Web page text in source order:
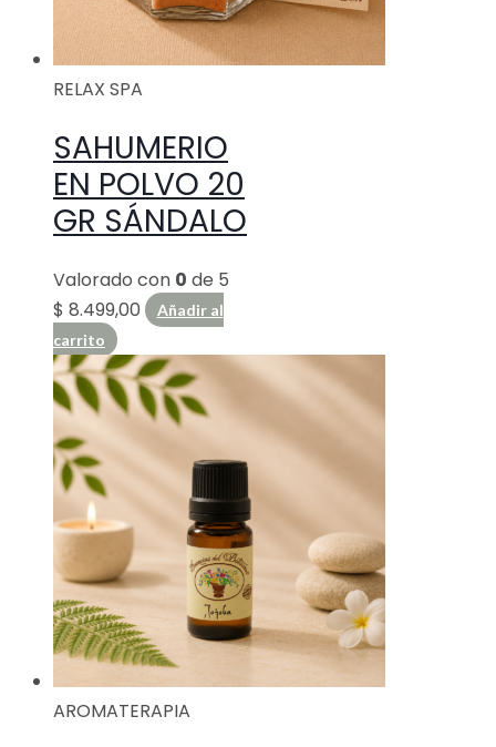
RELAX SPA
SAHUMERIO
EN POLVO 20
GR SÁNDALO
Valorado con 0 de 5
$ 8.499,00
Añadir al
carrito
AROMATERAPIA